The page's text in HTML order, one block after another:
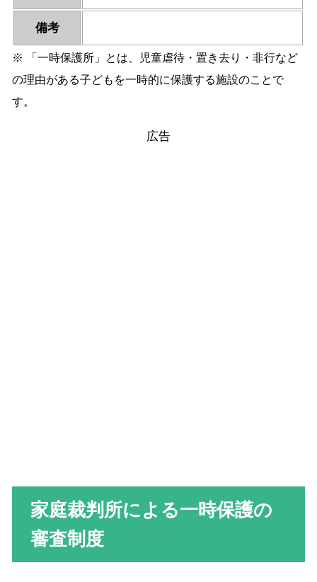
備考
※ 「一時保護所」とは、児童虐待・置き去り・非行など
の理由がある子どもを一時的に保護する施設のことで
す。
家庭裁判所による一時保護の
審査制度